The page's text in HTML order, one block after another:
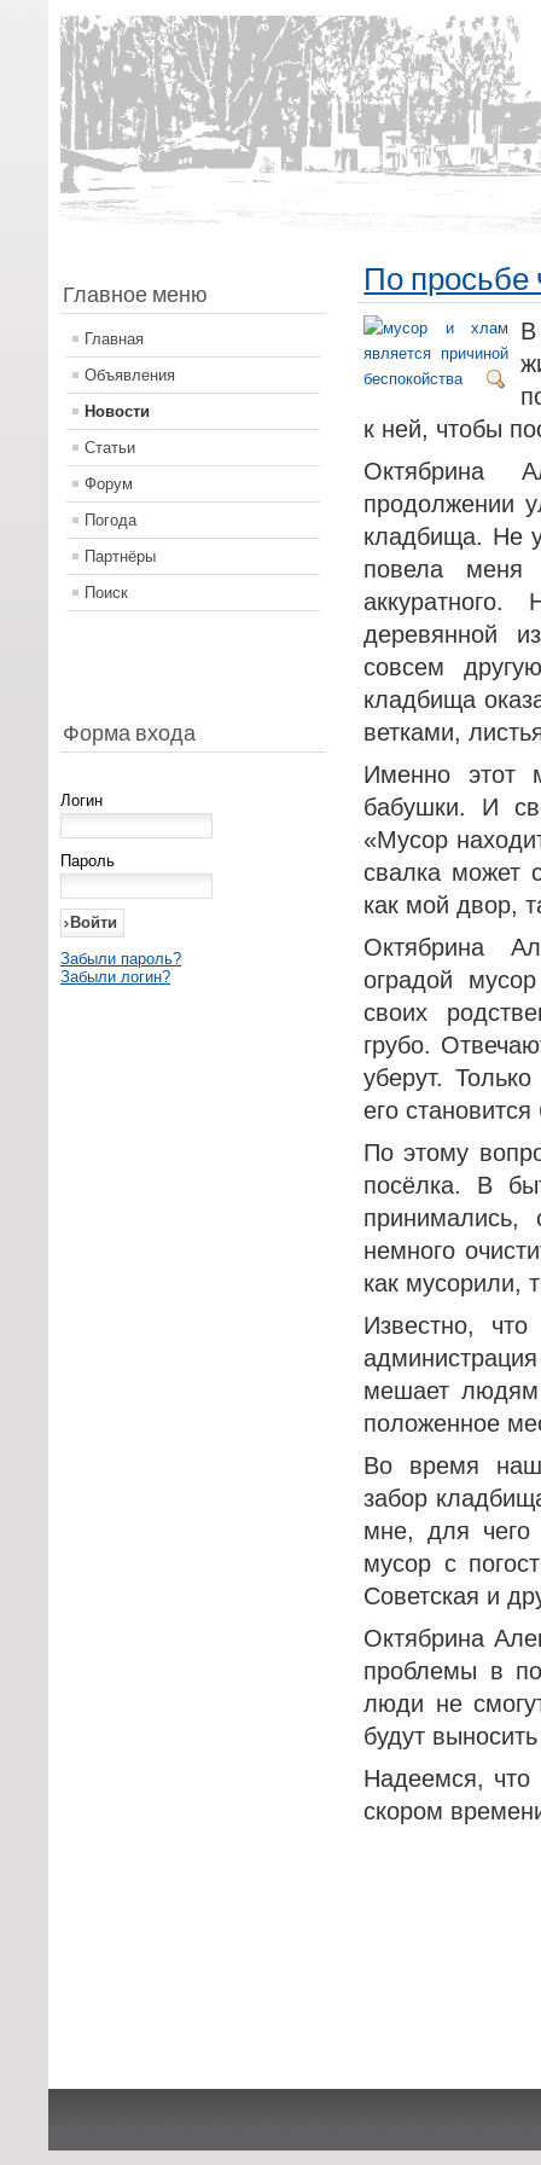
Главное меню
Главная
Объявления
Новости
Статьи
Форум
Погода
Партнёры
Поиск
Форма входа
Логин
Пароль
Забыли пароль?
Забыли логин?
По просьбе
к ней, чтобы
Октябрина
продолжении
кладбища. Не
повела меня
деревянной
совсем
кладбища
ветками,
Именно этот
бабушки. И
«Мусор
свалка может
как мой двор,
Октябрина
оградой
своих
грубо.
уберут.
его
По этому
посёлка. В
немного
как мусорили,
Известно,
мешает людям
положенное
Во время
забор
мне, для чего
мусор с
Советская и
Октябрина
проблемы в
люди не
будут
Надеемся, что
скором